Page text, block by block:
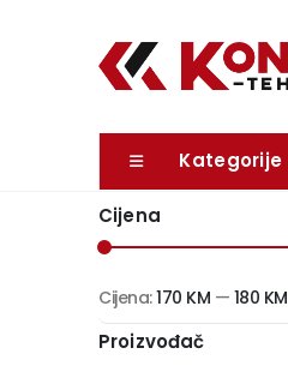
Kategorije
Cijena
Minimalna
cijena
Maksimalna
cijena
Cijena:170 KM — 180 KM
Proizvođač